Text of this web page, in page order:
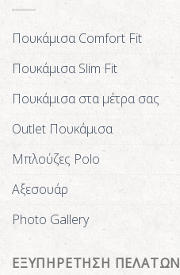
Πουκάμισα Comfort Fit
Πουκάμισα Slim Fit
Πουκάμισα στα μέτρα σας
Outlet Πουκάμισα
Μπλούζες Polo
Αξεσουάρ
Photo Gallery
ΕΞΥΠΗΡΕΤΗΣΗ ΠΕΛΑΤΩΝ